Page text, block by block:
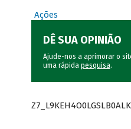
Ações
DÊ SUA OPINIÃO
Ajude-nos a aprimorar o
uma rápida pesquisa.